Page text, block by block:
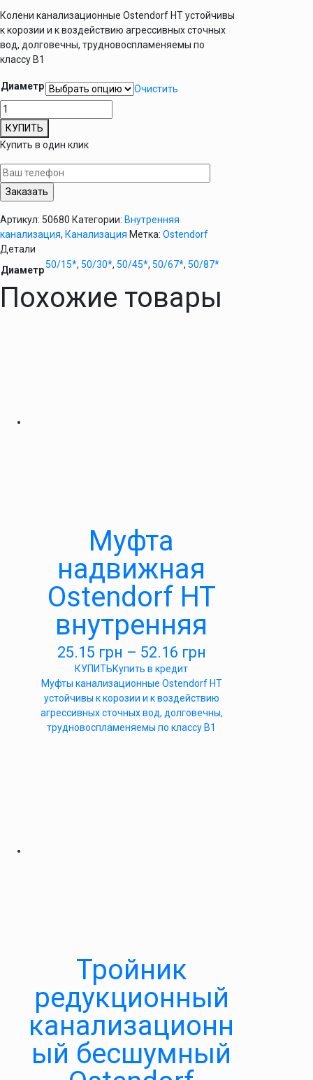
Колени канализационные Ostendorf HT устойчивы
к корозии и к воздействию агрессивных сточных
вод, долговечны, трудновоспламеняемы по
классу B1
Диаметр
Очистить
Количество
товара
Колено
канализационное
D
50
мм
HT
внутреннее
КУПИТЬ
Купить в один клик
Артикул: 50680 Категории: Внутренняя
канализация, Канализация Метка: Ostendorf
Детали
Диаметр50/15*, 50/30*, 50/45*, 50/67*, 50/87*
Похожие товары
Муфта
надвижная
Ostendorf HT
внутренняя
25.15 грн – 52.16 грн
КУПИТЬКупить в кредит
Муфты канализационные Ostendorf HT
устойчивы к корозии и к воздействию
агрессивных сточных вод, долговечны,
трудновоспламеняемы по классу B1
Тройник
редукционный
канализационн
ый бесшумный